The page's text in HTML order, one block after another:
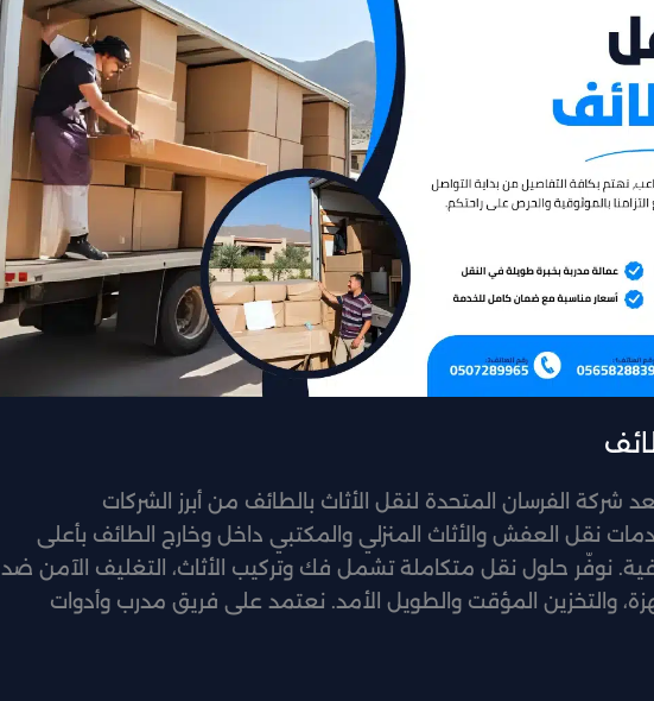
شركة الفرسان المتحدة لنقل الأثاث بالطائف من أبرز الشركات
نقل العفش والأثاث المنزلي والمكتبي داخل وخارج الطائف بأعلى
نوفّر حلول نقل متكاملة تشمل فك وتركيب الأثاث، التغليف الآمن ضد
والتخزين المؤقت والطويل الأمد. نعتمد على فريق مدرب وأدوات